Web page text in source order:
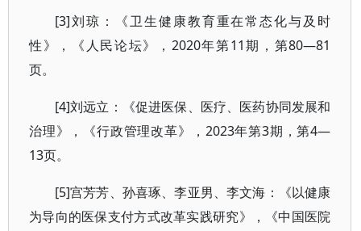
[3]刘琼：《卫生健康教育重在常态化与及时
性》，《人民论坛》，2020年第11期，第80—81
页。
[4]刘远立：《促进医保、医疗、医药协同发展和
治理》，《行政管理改革》，2023年第3期，第4—
13页。
[5]宫芳芳、孙喜琢、李亚男、李文海：《以健康
为导向的医保支付方式改革实践研究》，《中国医院